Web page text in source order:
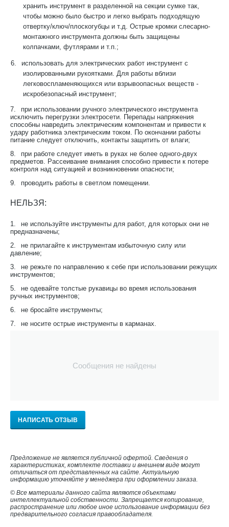
хранить инструмент в разделенной на секции сумке так,
чтобы можно было быстро и легко выбрать подходящую
отвертку/ключ/плоскогубцы и т.д. Острые кромки слесарно-
монтажного инструмента должны быть защищены
колпачками, футлярами и т.п.;
6.
использовать для электрических работ инструмент с
изолированными рукоятками. Для работы вблизи
легковоспламеняющихся или взрывоопасных веществ -
искробезопасный инструмент;
7.
при использовании ручного электрического инструмента
исключить перегрузки электросети. Перепады напряжения
способны навредить электрическим компонентам и привести к
удару работника электрическим током. По окончании работы
питание следует отключить, контакты защитить от влаги;
8.
при работе следует иметь в руках не более одного-двух
предметов. Рассеивание внимания способно привести к потере
контроля над ситуацией и возникновении опасности;
9.
проводить работы в светлом помещении.
НЕЛЬЗЯ:
1.
не используйте инструменты для работ, для которых они не
предназначены;
2.
не прилагайте к инструментам избыточную силу или
давление;
3.
не режьте по направлению к себе при использовании режущих
инструментов;
5.
не одевайте толстые рукавицы во время использования
ручных инструментов;
6.
не бросайте инструменты;
7.
не носите острые инструменты в карманах.
Сообщения не найдены
НАПИСАТЬ ОТЗЫВ
Предложение не является публичной офертой. Сведения о
характеристиках, комплекте поставки и внешнем виде могут
отличаться от представленных на сайте. Актуальную
информацию уточняйте у менеджера при оформлении заказа.
© Все материалы данного сайта являются объектами
интеллектуальной собственности. Запрещается копирование,
распространение или любое иное использование информации без
предварительного согласия правообладателя.